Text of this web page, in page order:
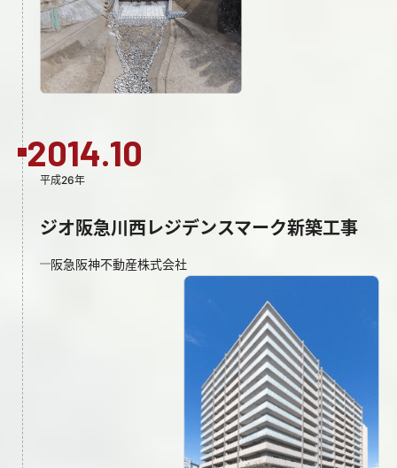
2014.10
平成26年
ジオ阪急川西レジデンスマーク新築工事
阪急阪神不動産株式会社